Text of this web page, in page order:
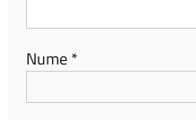
Nume*